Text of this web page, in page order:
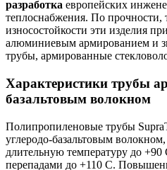
разработка европейских
теплоснабжения. По прочности,
износостойкости эти изделия
алюминиевым армированием и
трубы, армированные
Характеристики трубы
базальтовым волокном
Полипропиленовые трубы
углеродо-базальтовым волокном,
длительную температуру до
перепадами до +110 С.